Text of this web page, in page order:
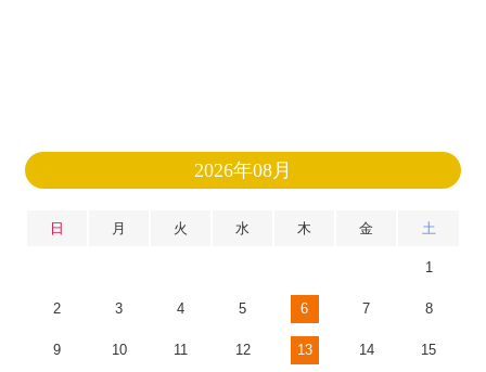
2026年08月
日 月 火 水 木 金 土
1
2 3 4 5 6 7 8
9 10 11 12 13 14 15